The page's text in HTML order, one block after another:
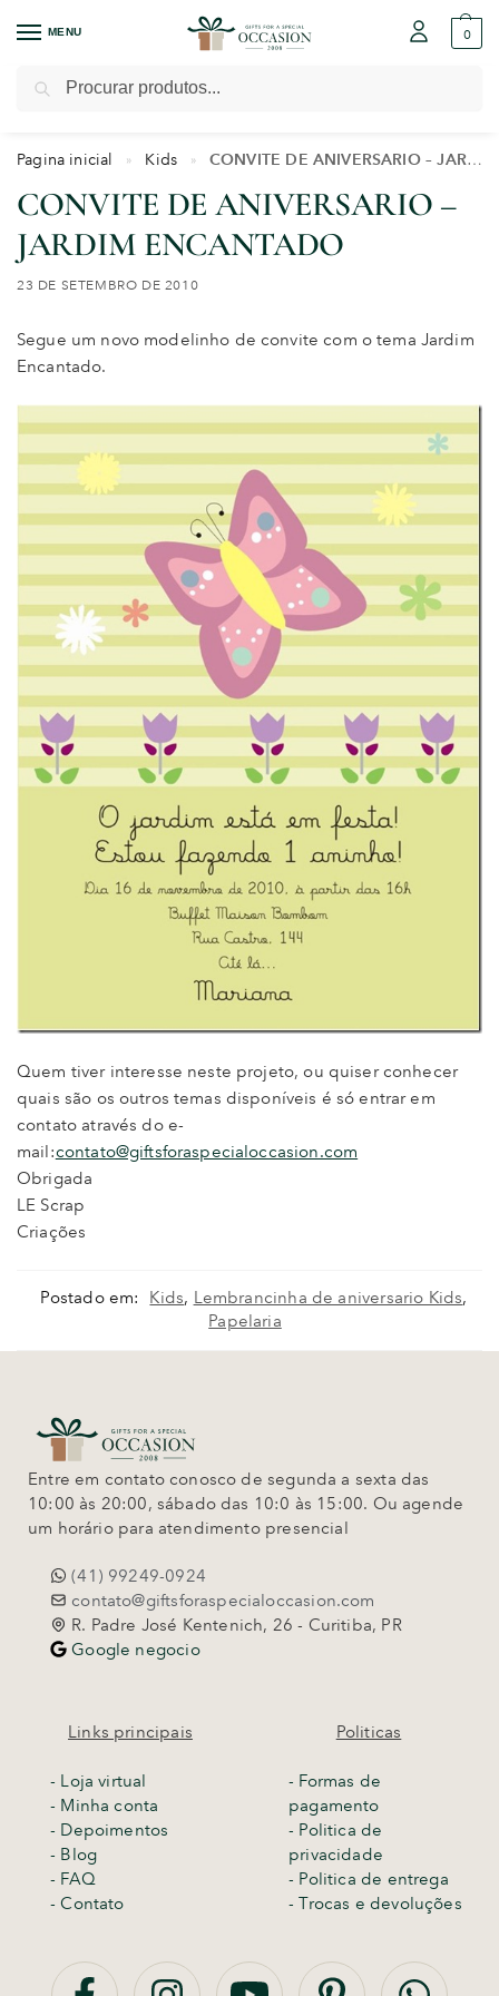
MENU 0
Pagina inicial » Kids » CONVITE DE ANIVERSARIO – JARDIM ENCANTADO
CONVITE DE ANIVERSARIO –
JARDIM ENCANTADO
23 DE SETEMBRO DE 2010
Segue um novo modelinho de convite com o tema Jardim
Encantado.
Quem tiver interesse neste projeto, ou quiser conhecer
quais são os outros temas disponíveis é só entrar em
contato através do e-
mail:contato@giftsforaspecialoccasion.com
Obrigada
LE Scrap
Criações
Postado em: Kids, Lembrancinha de aniversario Kids,
Papelaria
Entre em contato conosco de segunda a sexta das
10:00 às 20:00, sábado das 10:0 às 15:00. Ou agende
um horário para atendimento presencial
(41) 99249-0924
contato@giftsforaspecialoccasion.com
R. Padre José Kentenich, 26 - Curitiba, PR
Google negocio
Links principais
- Loja virtual
- Minha conta
- Depoimentos
- Blog
- FAQ
- Contato
Politicas
- Formas de
pagamento
- Politica de
privacidade
- Politica de entrega
-Trocas e devoluções